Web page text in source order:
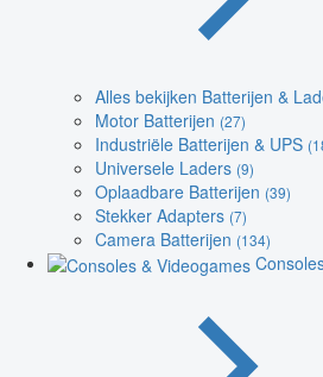
Alles bekijken Batterijen &
Motor Batterijen (27)
Industriële Batterijen & UPS
Universele Laders (9)
Oplaadbare Batterijen (39)
Stekker Adapters (7)
Camera Batterijen (134)